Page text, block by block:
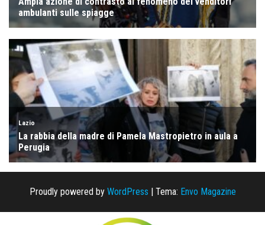
Proudly powered by WordPress | Tema: Envo Magazine